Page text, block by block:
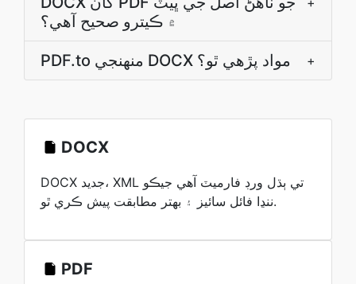
۾ ڪيترو صحيح آھي؟
PDF.to منھنجي DOCX مواد پڙهي ٿو؟ +
DOCX
DOCX جديد، XML تي ٻڌل ورڊ فارميٽ آهي جيڪو
ننڍا فائل سائيز ۽ بهتر مطابقت پيش ڪري ٿو.
PDF